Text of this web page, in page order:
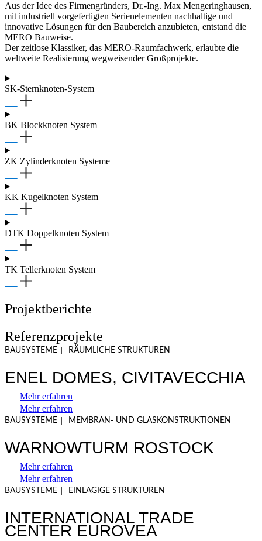
Aus der Idee des Firmengründers, Dr.-Ing. Max Mengeringhausen,
mit industriell vorgefertigten Serienelementen nachhaltige und
innovative Lösungen für den Baubereich anzubieten, entstand die
MERO Bauweise.
Der zeitlose Klassiker, das MERO-Raumfachwerk, erlaubte die
weltweite Realisierung wegweisender Großprojekte.
SK-Sternknoten-System
BK Blockknoten System
ZK Zylinderknoten Systeme
KK Kugelknoten System
DTK Doppelknoten System
TK Tellerknoten System
Projektberichte
Referenzprojekte
BAUSYSTEME RÄUMLICHE STRUKTUREN
ENEL DOMES, CIVITAVECCHIA
Mehr erfahren
Mehr erfahren
BAUSYSTEME MEMBRAN- UND GLASKONSTRUKTIONEN
WARNOWTURM ROSTOCK
Mehr erfahren
Mehr erfahren
BAUSYSTEME EINLAGIGE STRUKTUREN
INTERNATIONAL TRADE
CENTER EUROVEA